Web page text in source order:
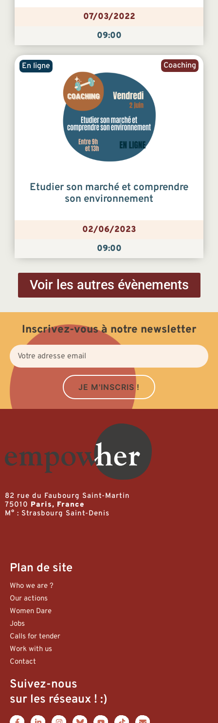
07/03/2022
09:00
Coaching
En ligne
Etudier son marché et comprendre
son environnement
02/06/2023
09:00
Voir les autres évènements
Inscrivez-vous à notre newsletter
JE M'INSCRIS !
82 rue du Faubourg Saint-Martin
75010 Paris, France
M° : Strasbourg Saint-Denis
Plan de site
Who we are ?
Our actions
Women Dare
Jobs
Calls for tender
Work with us
Contact
Suivez-nous
sur les réseaux ! :)